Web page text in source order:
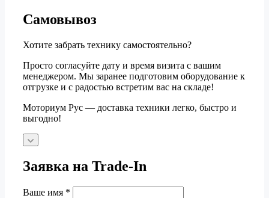
Самовывоз
Хотите забрать технику самостоятельно?
Просто согласуйте дату и время визита с вашим
менеджером. Мы заранее подготовим оборудование к
отгрузке и с радостью встретим вас на складе!
Моториум Рус — доставка техники легко, быстро и
выгодно!
Заявка на Trade-In
Ваше имя *